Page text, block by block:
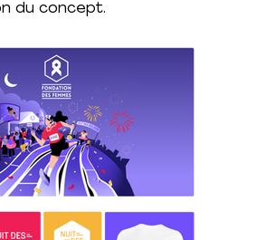
du concept.